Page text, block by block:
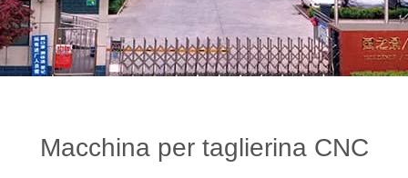
Macchina per taglierina CNC